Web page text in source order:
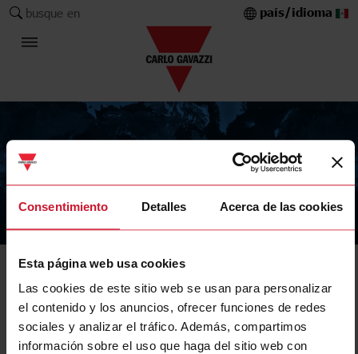
Consentimiento Detalles Acerca de las cookies
Esta página web usa cookies
Las cookies de este sitio web se usan para personalizar
el contenido y los anuncios, ofrecer funciones de redes
sociales y analizar el tráfico. Además, compartimos
información sobre el uso que haga del sitio web con
busque en país/idioma
The Carlo Gavazzi Group